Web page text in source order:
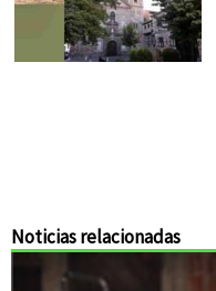
Noticias relacionadas